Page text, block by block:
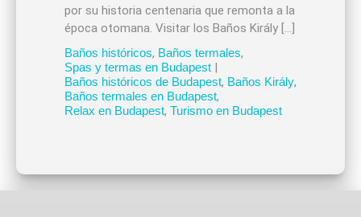
por su historia centenaria que remonta a la
época otomana. Visitar los Baños Király […]
Baños históricos, Baños termales,
Spas y termas en Budapest|
Baños históricos de Budapest, Baños Király,
Baños termales en Budapest,
Relax en Budapest, Turismo en Budapest